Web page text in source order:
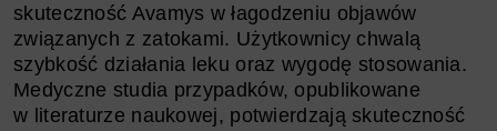
skuteczność Avamys w łagodzeniu objawów
związanych z zatokami. Użytkownicy chwalą
szybkość działania leku oraz wygodę stosowania.
Medyczne studia przypadków, opublikowane
w literaturze naukowej, potwierdzają skuteczność